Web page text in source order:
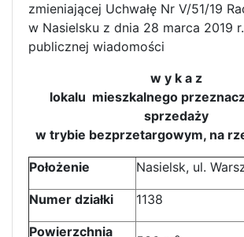
zmieniającej Uchwałę Nr V/51/19
w Nasielsku z dnia 28 marca 2019
publicznej wiadomości
w y k a z
lokalu mieszkalnego
sprzedaży
w trybie bezprzetargowym, na
Położenie Nasielsk, ul.
Numer działki 1138
Powierzchnia